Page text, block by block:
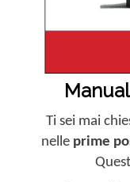
Ti sei mai
nelle prime